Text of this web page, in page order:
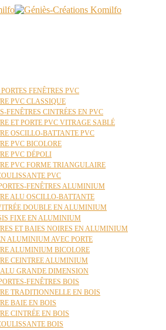
FENÊTRES PVC
PVC CLASSIQUE
FENÊTRES CINTRÉES EN PVC
ET PORTE PVC VITRAGE SABLÉ
OSCILLO-BATTANTE PVC
PVC BICOLORE
PVC DÉPOLI
PVC FORME TRIANGULAIRE
PVC
FENÊTRES ALUMINIUM
ALU OSCILLO-BATTANTE
DOUBLE EN ALUMINIUM
FIXE EN ALUMINIUM
ET BAIES NOIRES EN ALUMINIUM
ALUMINIUM AVEC PORTE
ALUMINIUM BICOLORE
CEINTREE ALUMINIUM
GRANDE DIMENSION
FENÊTRES BOIS
TRADITIONNELLE EN BOIS
BAIE EN BOIS
CINTRÉE EN BOIS
BOIS